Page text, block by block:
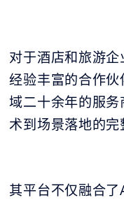
对于酒店和旅游企
经验丰富的合作
域二十余年的服
术到场景落地的完
其平台不仅融合